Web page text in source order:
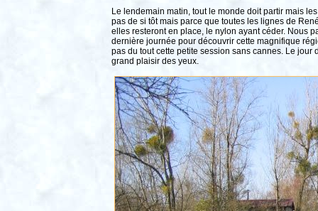
Le lendemain matin, tout le monde doit partir mais
pas de si tôt mais parce que toutes les lignes de
elles resteront en place, le nylon ayant céder. Nous
dernière journée pour découvrir cette magnifique
pas du tout cette petite session sans cannes. Le
grand plaisir des yeux.